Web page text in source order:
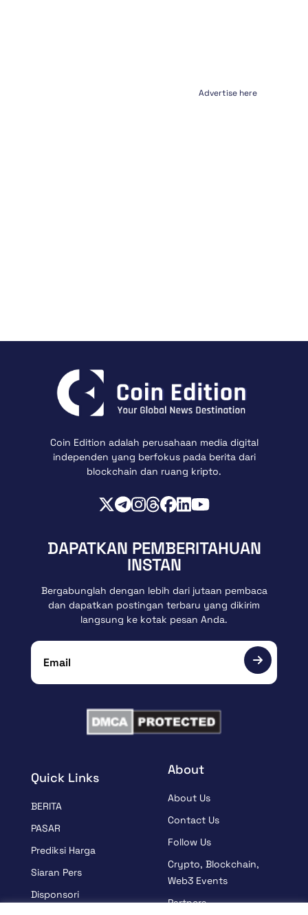
Advertise here
Coin Edition adalah perusahaan media digital
independen yang berfokus pada berita dari
blockchain dan ruang kripto.
Quick Links
BERITA
PASAR
Prediksi Harga
Siaran Pers
Disponsori
About
About Us
Contact Us
Follow Us
Crypto, Blockchain,
Web3 Events
Partners
DAPATKAN PEMBERITAHUAN
INSTAN
Bergabunglah dengan lebih dari jutaan pembaca
dan dapatkan postingan terbaru yang dikirim
langsung ke kotak pesan Anda.